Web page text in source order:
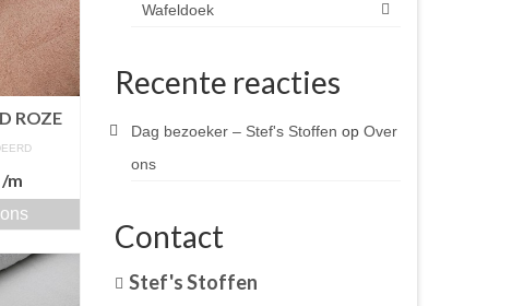
ROZE
/m
Wafeldoek
Recente reacties
Dag bezoeker – Stef's Stoffen op Over
ons
Contact
Stef's Stoffen